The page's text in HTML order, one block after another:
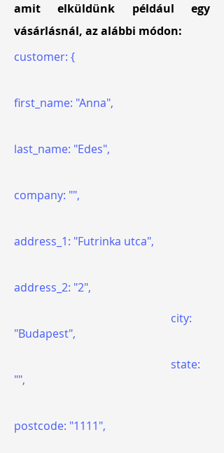
amit elküldünk például egy
vásárlásnál, az alábbi módon:
customer: {
first_name: "Anna",
last_name: "Edes",
company: "",
address_1: "Futrinka utca",
address_2: "2",
city:
"Budapest",
state:
"",
postcode: "1111",